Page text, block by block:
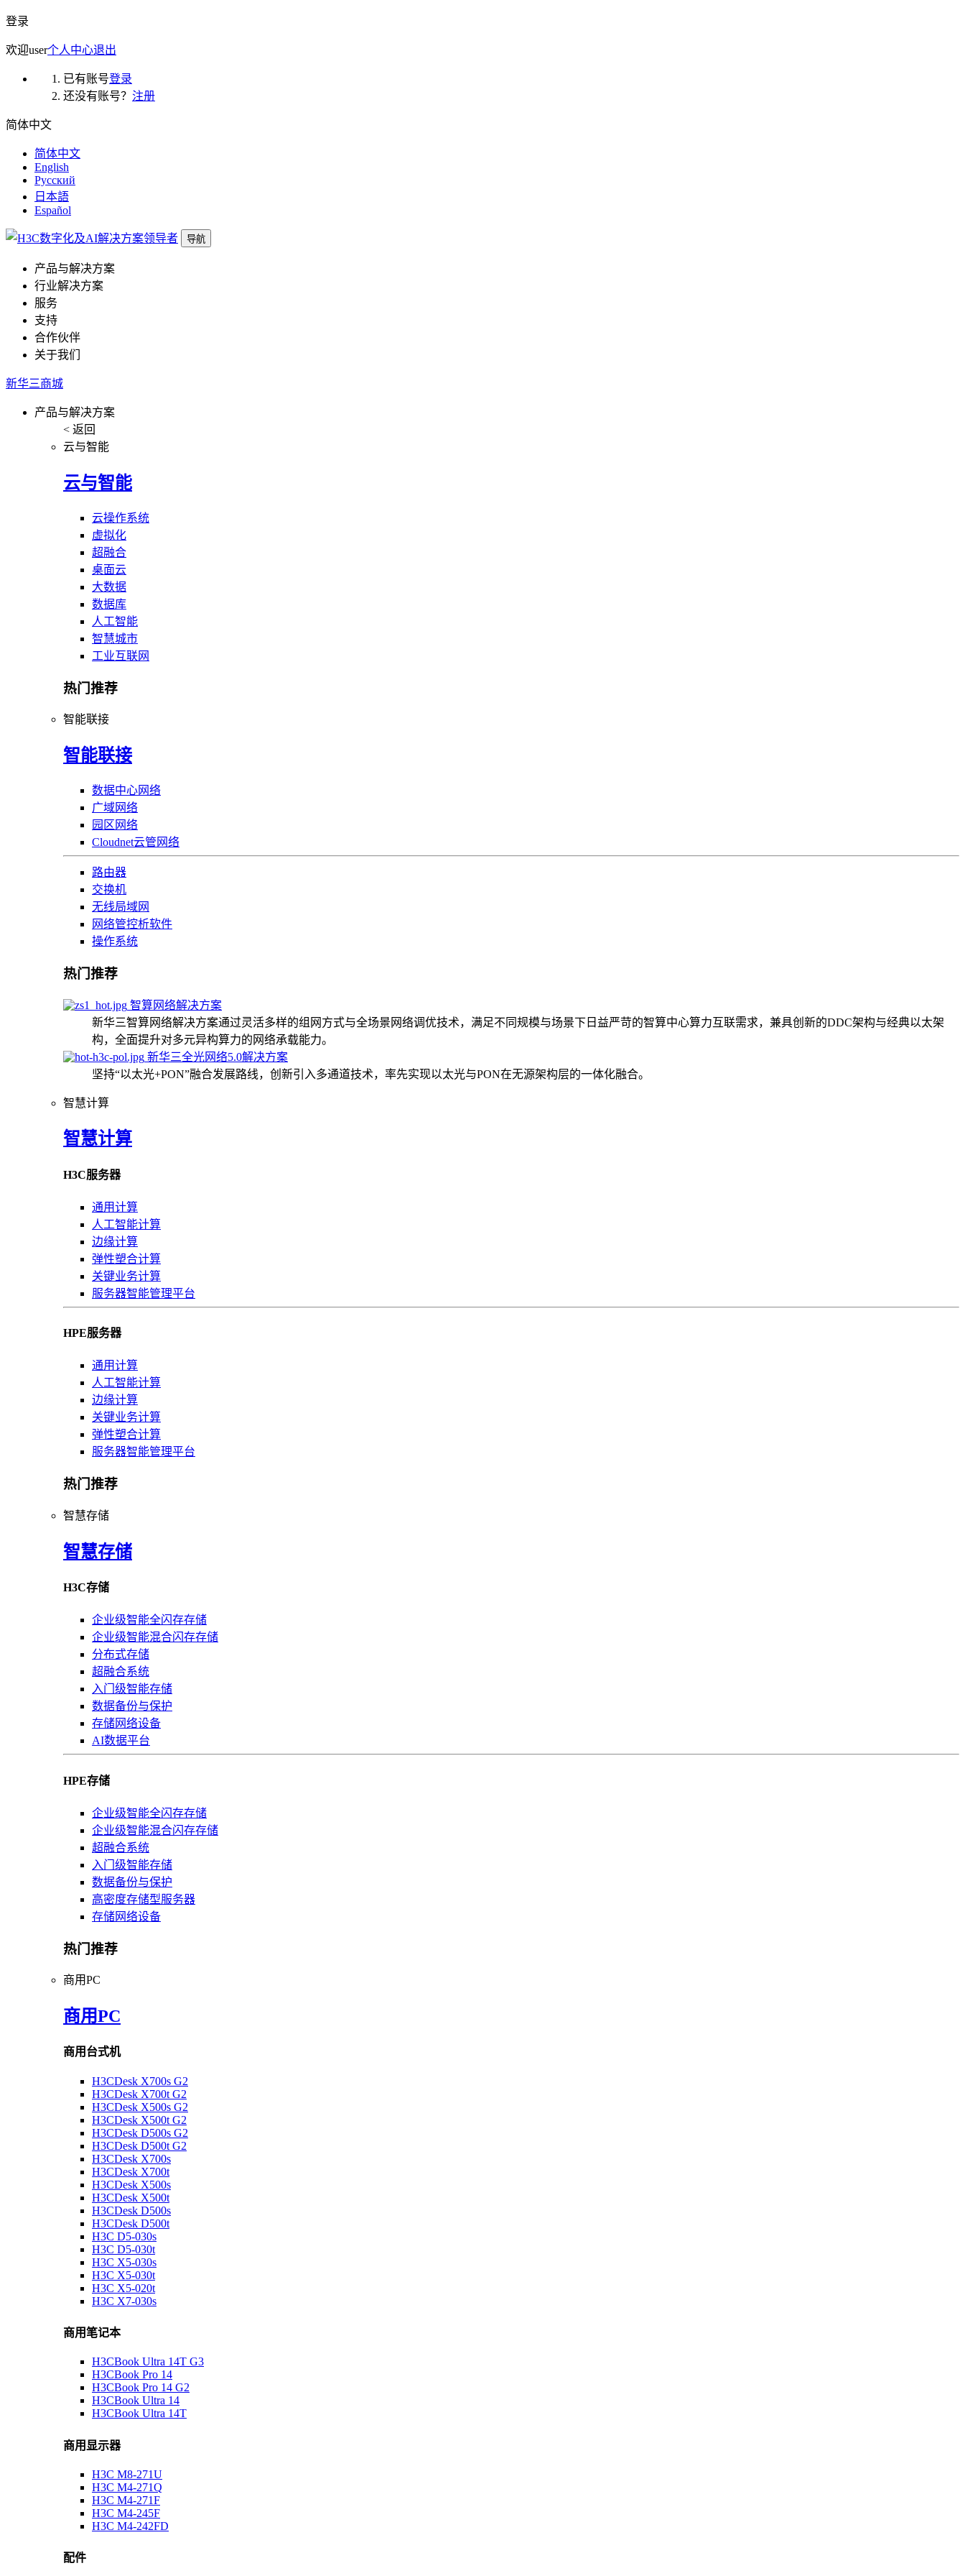
登录
欢迎user个人中心退出
已有账号登录
还没有账号？ 注册
简体中文
简体中文
English
Русский
日本語
Español
导航
产品与解决方案
行业解决方案
服务
支持
合作伙伴
关于我们
新华三商城
产品与解决方案
< 返回
云与智能
云与智能
云操作系统
虚拟化
超融合
桌面云
大数据
数据库
人工智能
智慧城市
工业互联网
热门推荐
智能联接
智能联接
数据中心网络
广域网络
园区网络
Cloudnet云管网络
路由器
交换机
无线局域网
网络管控析软件
操作系统
热门推荐
智算网络解决方案
新华三智算网络解决方案通过灵活多样的组网方式与全场景网络调优技术，满足不同规模与场景下日益严苛的智算中心算力互联需求，兼具创新的DDC架构与经典以太架
构，全面提升对多元异构算力的网络承载能力。
新华三全光网络5.0解决方案
坚持“以太光+PON”融合发展路线，创新引入多通道技术，率先实现以太光与PON在无源架构层的一体化融合。
智慧计算
智慧计算
H3C服务器
通用计算
人工智能计算
边缘计算
弹性塑合计算
关键业务计算
服务器智能管理平台
HPE服务器
通用计算
人工智能计算
边缘计算
关键业务计算
弹性塑合计算
服务器智能管理平台
热门推荐
智慧存储
智慧存储
H3C存储
企业级智能全闪存存储
企业级智能混合闪存存储
分布式存储
超融合系统
入门级智能存储
数据备份与保护
存储网络设备
AI数据平台
HPE存储
企业级智能全闪存存储
企业级智能混合闪存存储
超融合系统
入门级智能存储
数据备份与保护
高密度存储型服务器
存储网络设备
热门推荐
商用PC
商用PC
商用台式机
H3CDesk X700s G2
H3CDesk X700t G2
H3CDesk X500s G2
H3CDesk X500t G2
H3CDesk D500s G2
H3CDesk D500t G2
H3CDesk X700s
H3CDesk X700t
H3CDesk X500s
H3CDesk X500t
H3CDesk D500s
H3CDesk D500t
H3C D5-030s
H3C D5-030t
H3C X5-030s
H3C X5-030t
H3C X5-020t
H3C X7-030s
商用笔记本
H3CBook Ultra 14T G3
H3CBook Pro 14
H3CBook Pro 14 G2
H3CBook Ultra 14
H3CBook Ultra 14T
商用显示器
H3C M8-271U
H3C M4-271Q
H3C M4-271F
H3C M4-245F
H3C M4-242FD
配件